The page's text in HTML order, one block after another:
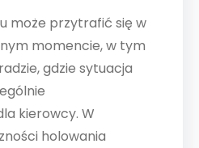
może przytrafić się w
momencie, w tym
gdzie sytuacja
kierowcy. W
holowania